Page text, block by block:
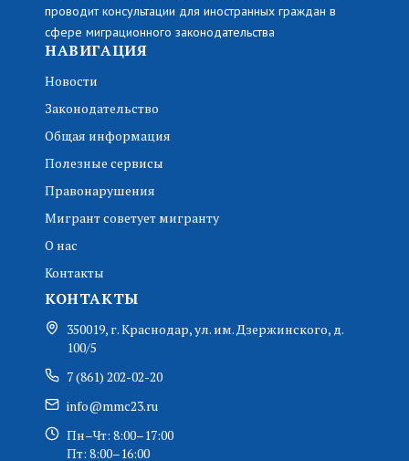
проводит консультации для иностранных граждан в
сфере миграционного законодательства
НАВИГАЦИЯ
Новости
Законодательство
Общая информация
Полезные сервисы
Правонарушения
Мигрант советует мигранту
О нас
Контакты
КОНТАКТЫ
350019, г. Краснодар, ул. им. Дзержинского, д.
100/5
7 (861) 202-02-20
info@mmc23.ru
Пн–Чт: 8:00–17:00
Пт: 8:00–16:00